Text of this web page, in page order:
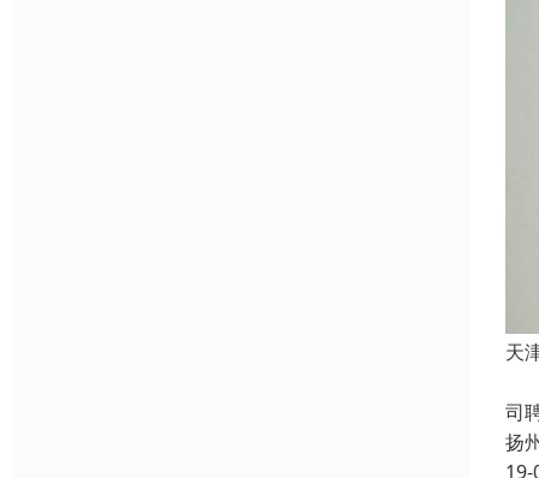
天
司
扬
19-